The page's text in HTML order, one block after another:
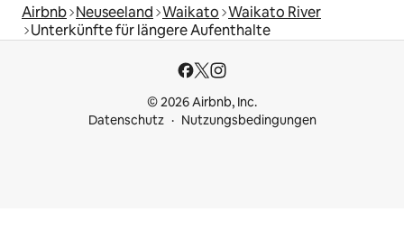
Airbnb Neuseeland Waikato Waikato River
Unterkünfte für längere Aufenthalte
© 2026 Airbnb, Inc.
Datenschutz
Nutzungsbedingungen